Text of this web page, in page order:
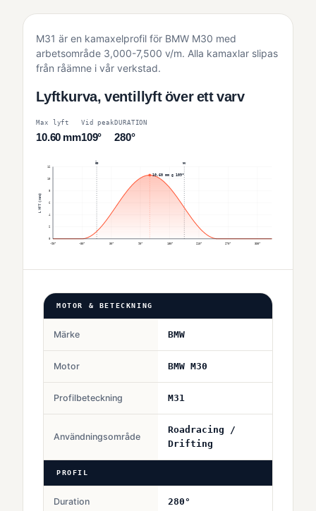
M31 är en kamaxelprofil för BMW M30 med
arbetsområde 3,000-7,500 v/m. Alla kamaxlar slipas
från råämne i vår verkstad.
Lyftkurva, ventillyft över ett varv
Max lyft
10.60 mm
Vid peak
109°
DURATION
280°
ÖD NV
10.60 mm @ 109°
-90° -30° 30° 90° 150° 210° 270° 330°
0
2
4
6
8
10
12
LYFT (mm)
MOTOR & BETECKNING
Märke BMW
Motor BMW M30
Profilbeteckning M31
Användningsområde
Roadracing /
Drifting
PROFIL
Duration 280°